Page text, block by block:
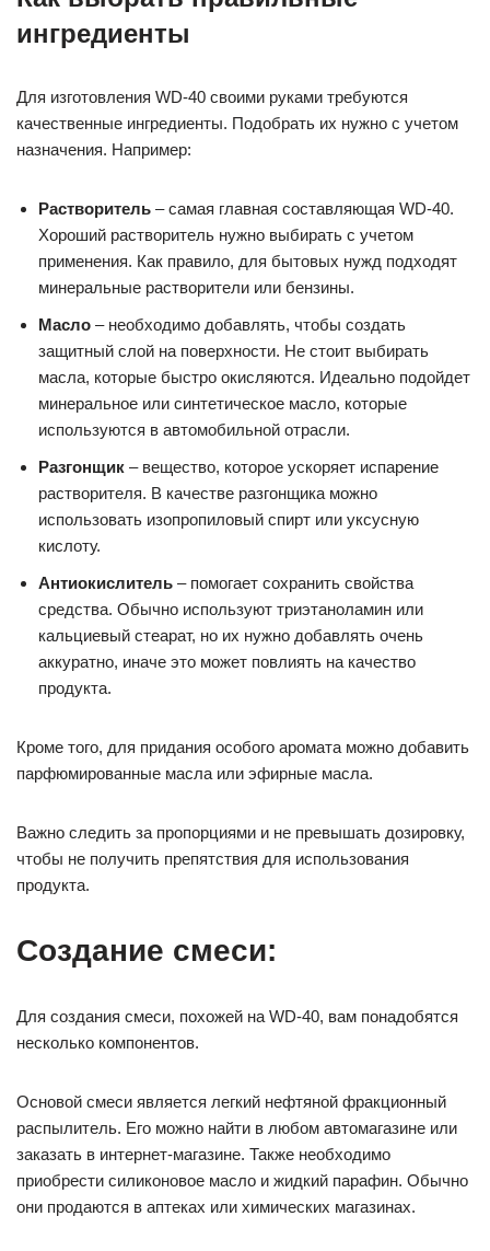
ингредиенты
Для изготовления WD-40 своими руками требуются
качественные ингредиенты. Подобрать их нужно с учетом
назначения. Например:
Растворитель – самая главная составляющая WD-40.
Хороший растворитель нужно выбирать с учетом
применения. Как правило, для бытовых нужд подходят
минеральные растворители или бензины.
Масло – необходимо добавлять, чтобы создать
защитный слой на поверхности. Не стоит выбирать
масла, которые быстро окисляются. Идеально подойдет
минеральное или синтетическое масло, которые
используются в автомобильной отрасли.
Разгонщик – вещество, которое ускоряет испарение
растворителя. В качестве разгонщика можно
использовать изопропиловый спирт или уксусную
кислоту.
Антиокислитель – помогает сохранить свойства
средства. Обычно используют триэтаноламин или
кальциевый стеарат, но их нужно добавлять очень
аккуратно, иначе это может повлиять на качество
продукта.
Кроме того, для придания особого аромата можно добавить
парфюмированные масла или эфирные масла.
Важно следить за пропорциями и не превышать дозировку,
чтобы не получить препятствия для использования
продукта.
Создание смеси:
Для создания смеси, похожей на WD-40, вам понадобятся
несколько компонентов.
Основой смеси является легкий нефтяной фракционный
распылитель. Его можно найти в любом автомагазине или
заказать в интернет-магазине. Также необходимо
приобрести силиконовое масло и жидкий парафин. Обычно
они продаются в аптеках или химических магазинах.